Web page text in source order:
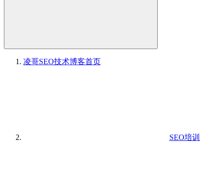
凌哥SEO技术博客首页
SEO培训